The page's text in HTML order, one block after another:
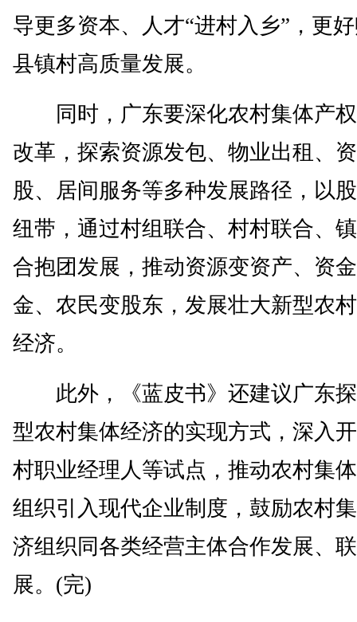
导更多资本、人才“进村入乡”，更
县镇村高质量发展。
同时，广东要深化农村集体产
改革，探索资源发包、物业出租、
股、居间服务等多种发展路径，以
纽带，通过村组联合、村村联合、
合抱团发展，推动资源变资产、资
金、农民变股东，发展壮大新型农
经济。
此外，《蓝皮书》还建议广东
型农村集体经济的实现方式，深入
村职业经理人等试点，推动农村集
组织引入现代企业制度，鼓励农村
济组织同各类经营主体合作发展、
展。(完)